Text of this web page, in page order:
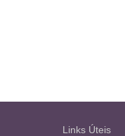
Links Úteis